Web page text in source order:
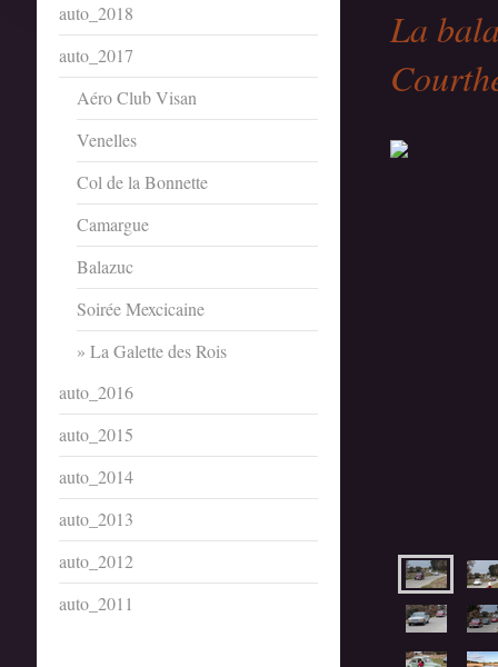
La
auto_2018
auto_2017
Aéro Club Visan
Venelles
Col de la Bonnette
Camargue
Balazuc
Soirée Mexcicaine
La Galette des Rois
auto_2016
auto_2015
auto_2014
auto_2013
auto_2012
auto_2011